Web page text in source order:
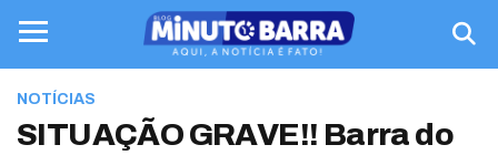
NOTÍCIAS
SITUAÇÃO GRAVE!! Barra do